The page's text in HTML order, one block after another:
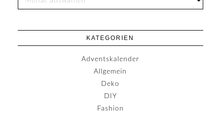
KATEGORIEN
Adventskalender
Allgemein
Deko
DIY
Fashion